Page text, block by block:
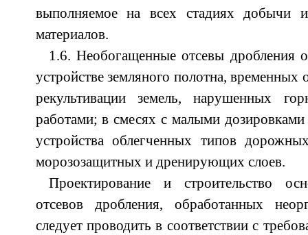
выполняемое на всех стадиях добычи
материалов.
1.6. Необогащенные отсевы дробления
устройстве земляного полотна,
рекультивации земель, нарушенных
работами; в смесях с малыми
устройства облегченных типов
морозозащитных и дренирующих слоев.
Проектирование и строительство
отсевов дробления, обработанных
следует проводить в соответствии с